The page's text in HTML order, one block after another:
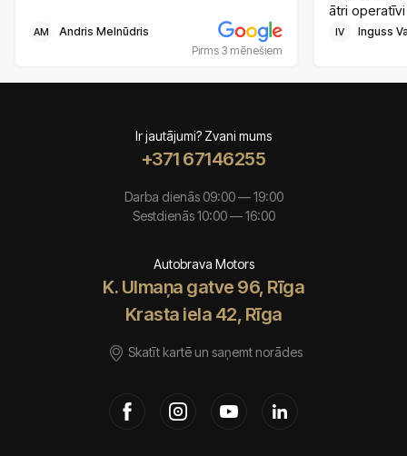
AM
Andris Melnūdris
Pirms 3 mēnešiem
ātri
IV Inguss
Ir jautājumi? Zvani mums
+371 67146255
Darba dienās 09:00 — 19:00
Sestdienās 10:00 — 16:00
Autobrava Motors
K. Ulmaņa gatve 96, Rīga
Krasta iela 42, Rīga
Skatīt kartē un saņemt norādes